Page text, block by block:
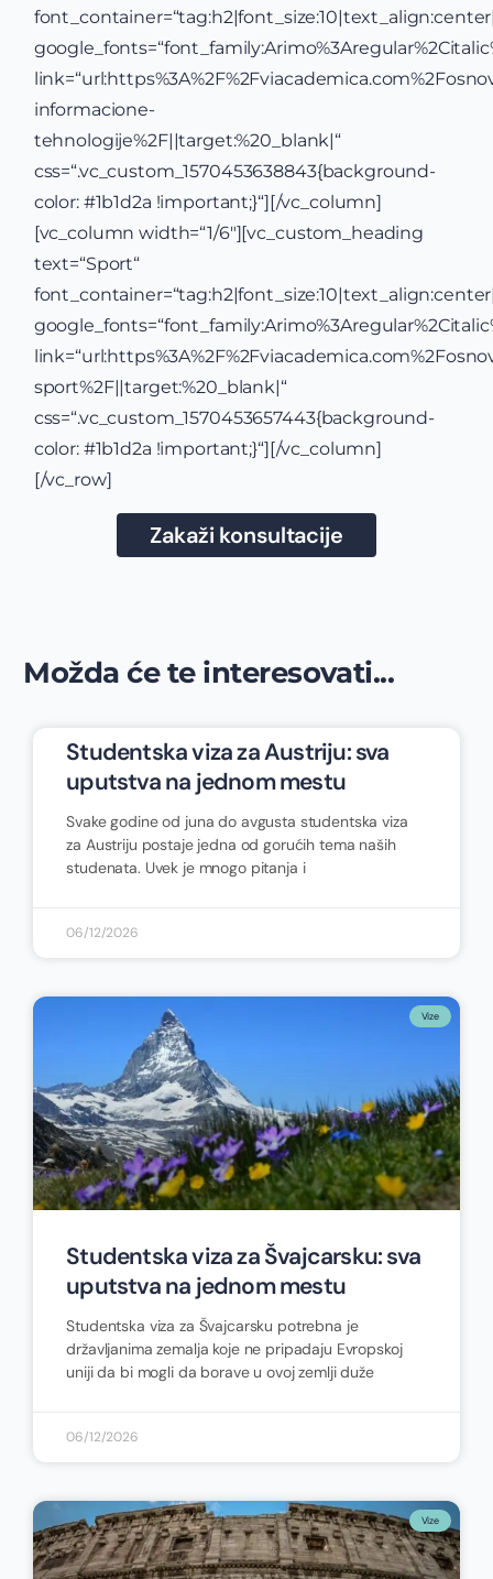
informacione-
tehnologije%2F||target:%20_blank|“
css=“.vc_custom_1570453638843{background-
color: #1b1d2a !important;}“][/vc_column]
[vc_column width=“1/6″][vc_custom_heading
text=“Sport“
sport%2F||target:%20_blank|“
css=“.vc_custom_1570453657443{background-
color: #1b1d2a !important;}“][/vc_column]
[/vc_row]
Zakaži konsultacije
Možda će te interesovati...
Studentska viza za Austriju: sva
uputstva na jednom mestu
Svake godine od juna do avgusta studentska viza
za Austriju postaje jedna od gorućih tema naših
studenata. Uvek je mnogo pitanja i
06/12/2026
Vize
Studentska viza za Švajcarsku: sva
uputstva na jednom mestu
Studentska viza za Švajcarsku potrebna je
državljanima zemalja koje ne pripadaju Evropskoj
uniji da bi mogli da borave u ovoj zemlji duže
06/12/2026
Vize